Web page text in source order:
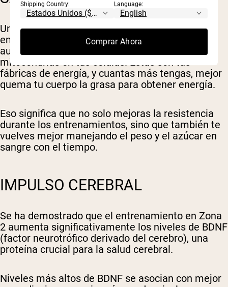
Uno de los efectos más poderosos del
entrenamiento en Zona 2 es su capacidad para
aumentar el número y la función de las
mitocondrias en tus células. Estas son tus
fábricas de energía, y cuantas más tengas, mejor
quema tu cuerpo la grasa para obtener energía.
Eso significa que no solo mejoras la resistencia
durante los entrenamientos, sino que también te
vuelves mejor manejando el peso y el azúcar en
sangre con el tiempo.
IMPULSO CEREBRAL
Se ha demostrado que el entrenamiento en Zona
2 aumenta significativamente los niveles de BDNF
(factor neurotrófico derivado del cerebro), una
proteína crucial para la salud cerebral.
Niveles más altos de BDNF se asocian con mejor
Shipping Country: Language:
Comprar Ahora